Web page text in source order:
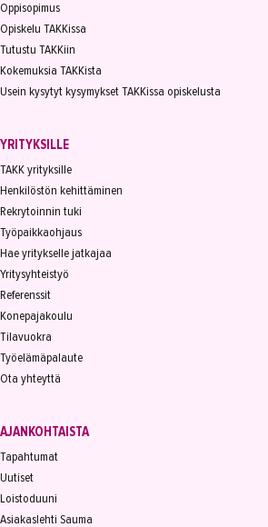
Oppisopimus
Opiskelu TAKKissa
Tutustu TAKKiin
Kokemuksia TAKKista
Usein kysytyt kysymykset TAKKissa opiskelusta
YRITYKSILLE
TAKK yrityksille
Henkilöstön kehittäminen
Rekrytoinnin tuki
Työpaikkaohjaus
Hae yritykselle jatkajaa
Yritysyhteistyö
Referenssit
Konepajakoulu
Tilavuokra
Työelämäpalaute
Ota yhteyttä
AJANKOHTAISTA
Tapahtumat
Uutiset
Loistoduuni
Asiakaslehti Sauma